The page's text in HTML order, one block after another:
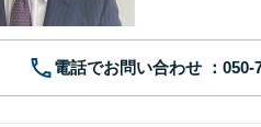
電話でお問い合わせ